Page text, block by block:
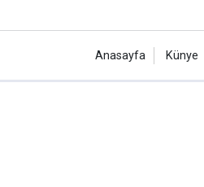
Anasayfa Künye